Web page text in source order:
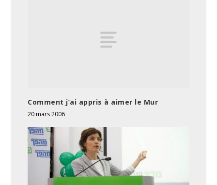
Comment j’ai appris à aimer le Mur
20 mars 2006